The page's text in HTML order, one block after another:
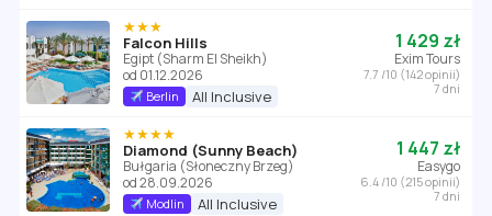
★★★
Falcon Hills
Egipt (Sharm El Sheikh)
od 01.12.2026
Berlin All Inclusive
1 429 zł
Exim Tours
7.7 /10 (142 opinii)
7 dni
★★★★
Diamond (Sunny Beach)
Bułgaria (Słoneczny Brzeg)
od 28.09.2026
Modlin All Inclusive
1 447 zł
Easygo
6.4 /10 (215 opinii)
7 dni